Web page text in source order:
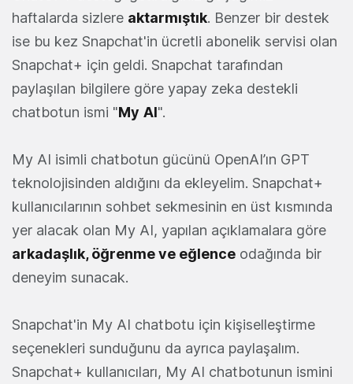
haftalarda sizlere aktarmıştık. Benzer bir destek
ise bu kez Snapchat'in ücretli abonelik servisi olan
Snapchat+ için geldi. Snapchat tarafından
paylaşılan bilgilere göre yapay zeka destekli
chatbotun ismi "My AI".
My AI isimli chatbotun gücünü OpenAI’ın GPT
teknolojisinden aldığını da ekleyelim. Snapchat+
kullanıcılarının sohbet sekmesinin en üst kısmında
yer alacak olan My AI, yapılan açıklamalara göre
arkadaşlık, öğrenme ve eğlence odağında bir
deneyim sunacak.
Snapchat'in My AI chatbotu için kişiselleştirme
seçenekleri sunduğunu da ayrıca paylaşalım.
Snapchat+ kullanıcıları, My AI chatbotunun ismini